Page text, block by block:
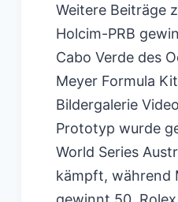
Weitere Beiträge
Holcim-PRB
Cabo Verde des
Meyer Formula
Bildergalerie
Prototyp wurde
World Series
kämpft, während